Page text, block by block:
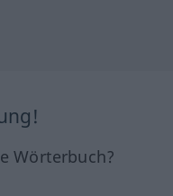
Wörterbuch?